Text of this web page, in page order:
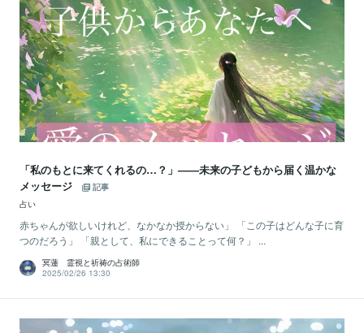
「私のもとに来てくれるの…？」——未来の子どもから届く温かな
メッセージ
記事
占い
赤ちゃんが欲しいけれど、なかなか授からない」 「この子はどんな子に育
つのだろう」 「親として、私にできることって何？」 ...
冥蓮 霊視と祈祷の占術師
2025/02/26 13:30